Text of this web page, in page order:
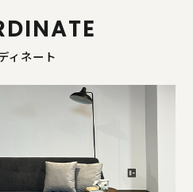
ィネート